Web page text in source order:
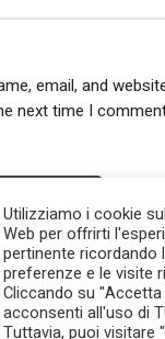
email, and
next time I
Utilizziamo i cookie
Web per offrirti
pertinente ricordando
preferenze e le visite
Cliccando su
acconsenti all'uso di
Tuttavia, puoi visitare